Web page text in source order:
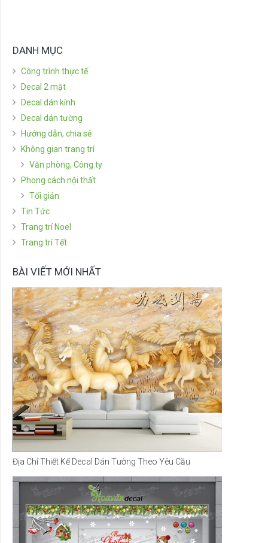
DANH MỤC
Công trình thực tế
Decal 2 mặt
Decal dán kính
Decal dán tường
Hướng dẫn, chia sẻ
Không gian trang trí
Văn phòng, Công ty
Phong cách nội thất
Tối giản
Tin Tức
Trang trí Noel
Trang trí Tết
BÀI VIẾT MỚI NHẤT
Địa Chỉ Thiết Kế Decal Dán Tường Theo Yêu Cầu